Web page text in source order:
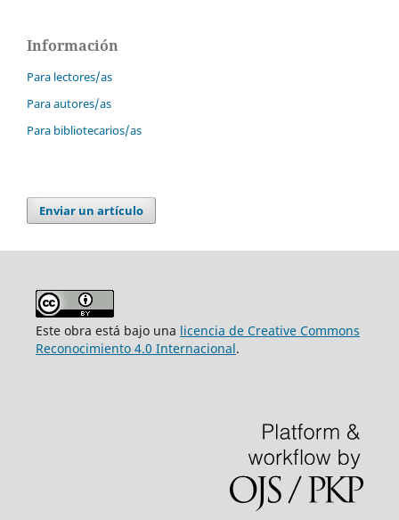
Información
Para lectores/as
Para autores/as
Para bibliotecarios/as
Enviar un artículo
Este obra está bajo una licencia de Creative Commons
Reconocimiento 4.0 Internacional.